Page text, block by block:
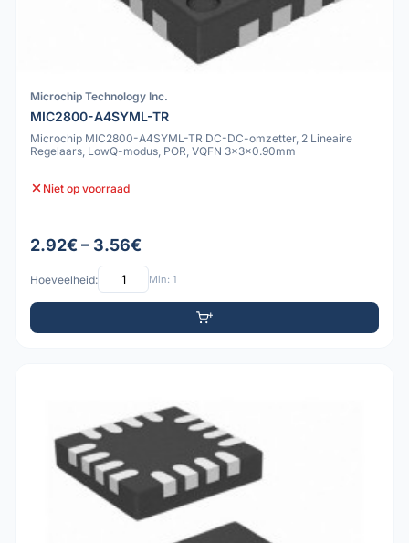
Microchip Technology Inc.
MIC2800-A4SYML-TR
Microchip MIC2800-A4SYML-TR DC-DC-omzetter, 2 Lineaire
Regelaars, LowQ-modus, POR, VQFN 3x3x0.90mm
Niet op voorraad
2.92€ – 3.56€
Hoeveelheid: Min: 1